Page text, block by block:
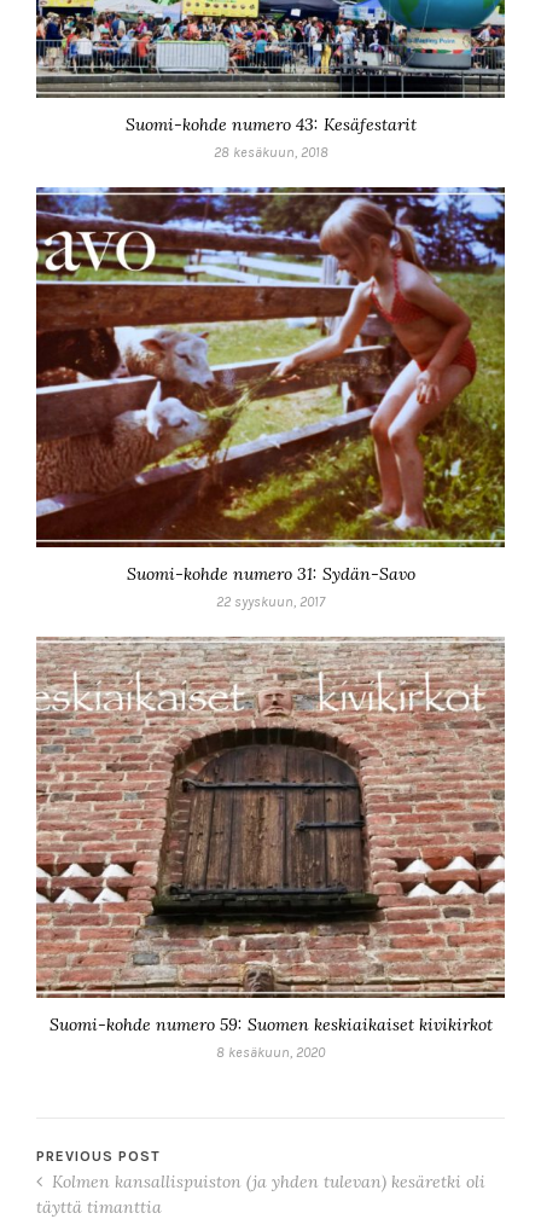
Suomi-kohde numero 43: Kesäfestarit
28 kesäkuun, 2018
Suomi-kohde numero 31: Sydän-Savo
22 syyskuun, 2017
Suomi-kohde numero 59: Suomen keskiaikaiset kivikirkot
8 kesäkuun, 2020
PREVIOUS POST
Kolmen kansallispuiston (ja yhden tulevan) kesäretki oli
täyttä timanttia